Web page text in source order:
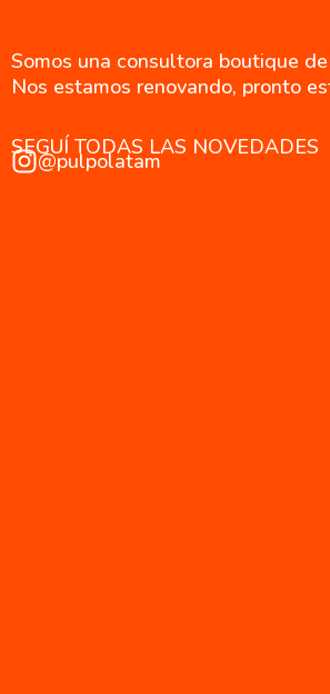
Somos una consultora boutique
Nos estamos renovando, pronto
SEGUÍ TODAS LAS NOVEDADES
@pulpolatam